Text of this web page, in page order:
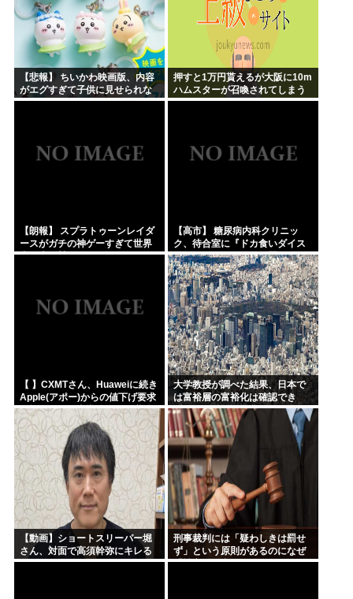
【悲報】 ちいかわ映画版、内容
がエグすぎて子供に見せられな
い
押すと1万円貰えるが大阪に10m
ハムスターが召喚されてしまう
ボタン
【朗報】 スプラトゥーンレイダ
ースがガチの神ゲーすぎて世界
中で大絶賛ｗｗｗｗｗｗｗ
【高市】 糖尿病内科クリニッ
ク、待合室に『ドカ食いダイス
キ！もちづきさん』を置いてし
まい炎上
【 】CXMTさん、Huaweiに続き
Apple(アポー)からの値下げ要求
も拒否！！！半導体バボー継続
へ！！！
大学教授が調べた結果、日本で
は富裕層の富裕化は確認でき
ず、ただみんなで貧困化してい
るだけだった
【動画】ショートスリーパー堀
さん、対面で高須幹弥にキレる
刑事裁判には「疑わしきは罰せ
ず」という原則があるのになぜ
「性交の同意がなかった」とい